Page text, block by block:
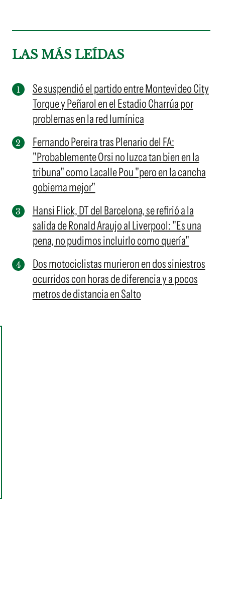
LAS MÁS LEÍDAS
Se suspendió el partido entre Montevideo City
Torque y Peñarol en el Estadio Charrúa por
problemas en la red lumínica
Fernando Pereira tras Plenario del FA:
"Probablemente Orsi no luzca tan bien en la
tribuna" como Lacalle Pou "pero en la cancha
gobierna mejor"
Hansi Flick, DT del Barcelona, se refirió a la
salida de Ronald Araujo al Liverpool: "Es una
pena, no pudimos incluirlo como quería"
Dos motociclistas murieron en dos siniestros
ocurridos con horas de diferencia y a pocos
metros de distancia en Salto